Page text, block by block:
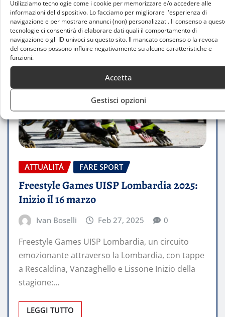
Utilizziamo tecnologie come i cookie per memorizzare e/o accedere alle
informazioni del dispositivo. Lo facciamo per migliorare l'esperienza di
navigazione e per mostrare annunci (non) personalizzati. Il consenso a
tecnologie ci consentirà di elaborare dati quali il comportamento di
navigazione o gli ID univoci su questo sito. Il mancato consenso o la revoca
del consenso possono influire negativamente su alcune caratteristiche e
funzioni.
Accetta
Gestisci opzioni
ATTUALITÀ FARE SPORT
Freestyle Games UISP Lombardia 2025:
Inizio il 16 marzo
Ivan Boselli Feb 27, 2025 0
Freestyle Games UISP Lombardia, un circuito
emozionante attraverso la Lombardia, con tappe
a Rescaldina, Vanzaghello e Lissone Inizio della
stagione:…
LEGGI TUTTO